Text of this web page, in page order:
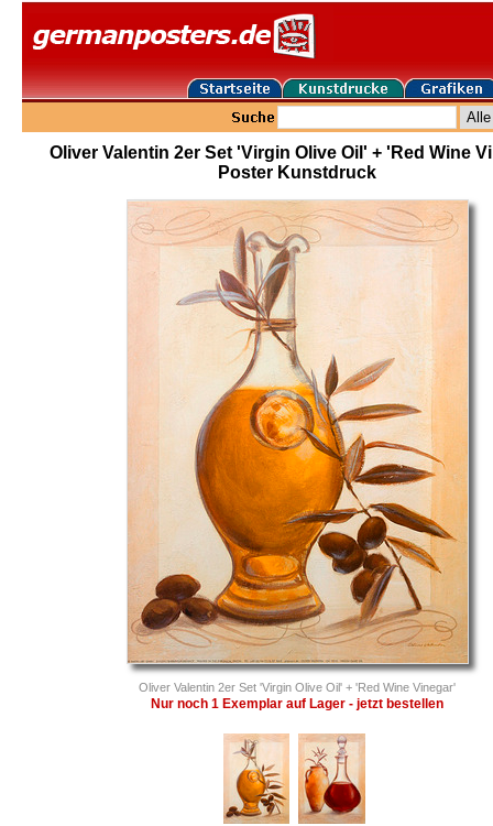
Oliver Valentin 2er Set 'Virgin Olive Oil' + 'Red Wine
Poster Kunstdruck
Oliver Valentin 2er Set 'Virgin Olive Oil' + 'Red Wine Vinegar'
Nur noch 1 Exemplar auf Lager - jetzt bestellen